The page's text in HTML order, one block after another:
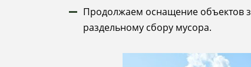
Продолжаем оснащение объектов
раздельному сбору мусора.